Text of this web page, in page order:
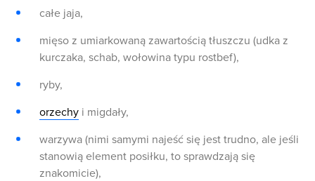
całe jaja,
mięso z umiarkowaną zawartością tłuszczu (udka z
kurczaka, schab, wołowina typu rostbef),
ryby,
orzechy i migdały,
warzywa (nimi samymi najeść się jest trudno, ale jeśli
stanowią element posiłku, to sprawdzają się
znakomicie),